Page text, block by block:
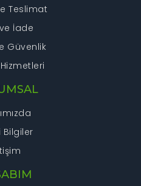
Teslimat
İade
Güvenlik
Bilgiler